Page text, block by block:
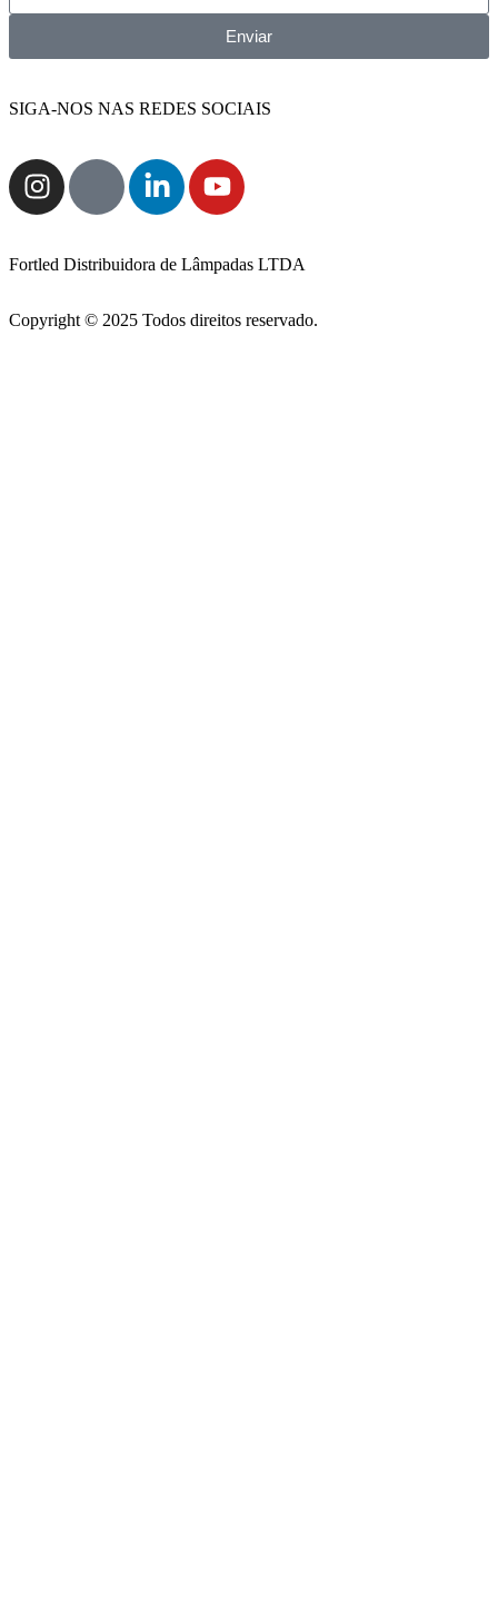
Enviar
SIGA-NOS NAS REDES SOCIAIS
Fortled Distribuidora de Lâmpadas LTDA
Copyright © 2025 Todos direitos reservado.